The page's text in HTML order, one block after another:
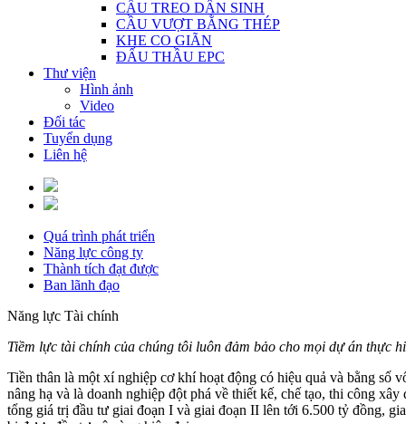
CẦU TREO DÂN SINH
CẦU VƯỢT BẰNG THÉP
KHE CO GIÃN
ĐẤU THẦU EPC
Thư viện
Hình ảnh
Video
Đối tác
Tuyển dụng
Liên hệ
Quá trình phát triển
Năng lực công ty
Thành tích đạt được
Ban lãnh đạo
Năng lực Tài chính
Tiềm lực tài chính của chúng tôi luôn đảm bảo cho mọi dự án thực
Tiền thân là một xí nghiệp cơ khí hoạt động có hiệu quả và bằng số
nâng hạ và là doanh nghiệp đột phá về thiết kế, chế tạo, thi công
tổng giá trị đầu tư giai đoạn I và giai đoạn II lên tới 6.500 tỷ đồng,